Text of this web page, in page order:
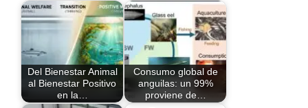
Del Bienestar Animal
al Bienestar Positivo
en la…
Consumo global de
anguilas: un 99%
proviene de…